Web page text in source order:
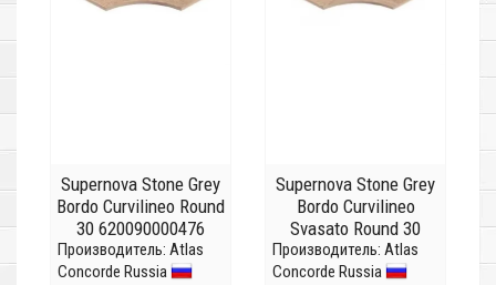
Supernova Stone Grey
Bordo Curvilineo Round
30 620090000476
Производитель: Atlas
Concorde Russia
Supernova Stone Grey
Bordo Curvilineo
Svasato Round 30
620090000475
Производитель: Atlas
Concorde Russia